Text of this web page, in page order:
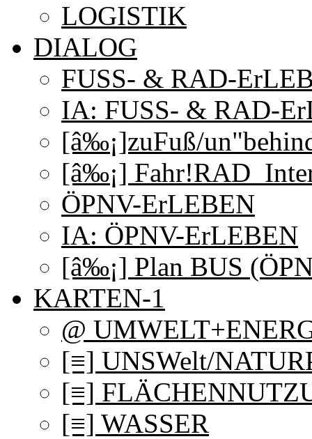
LOGISTIK
DIALOG
FUSS- & RAD-
IA: FUSS- & RAD-
[â‰¡]zuFuß/
[â‰¡]
ÖPNV-ErLEBEN
IA: ÖPNV-ErLEBEN
[â‰¡] Plan BUS
KARTEN-1
@
[≡] UNSWelt/
[≡]
[≡] WASSER